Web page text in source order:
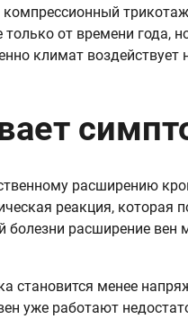
от времени года,
климат воздействует
расширению
реакция, которая
болезни расширение вен
становится менее
уже работают